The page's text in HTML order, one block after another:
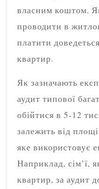
власним коштом.
проводити в
платити
квартир.
Як зазначають
аудит типової
обійтися в 5-12
залежить від
яке використовує
Наприклад, сім’ї,
квартир, за аудит